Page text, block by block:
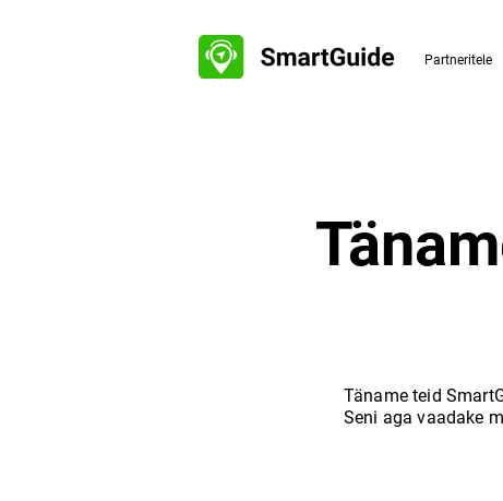
Partneritele
Täname teid
Seni aga vaadake